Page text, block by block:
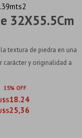
32X55.5Cm
textura de piedra en una
carácter y originalidad a
15
18.24
25,36